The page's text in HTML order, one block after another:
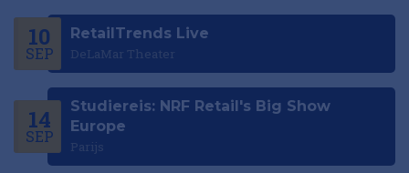
10
SEP
RetailTrends Live
DeLaMar Theater
14
SEP
Studiereis: NRF Retail's Big Show
Europe
Parijs